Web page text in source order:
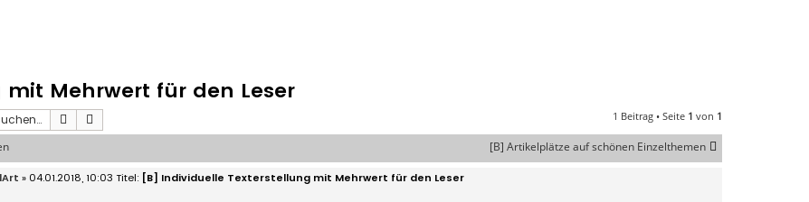
Mehrwert für den Leser
Suche 1 Beitrag • Seite 1 von 1
[B] Artikelplätze auf schönen Einzelthemen
» 04.01.2018, 10:03 [B] Individuelle Texterstellung mit Mehrwert für den Leser